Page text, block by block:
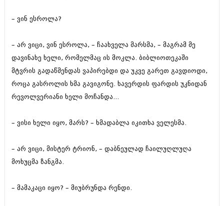
ივლისი 2018 (223)
ივნისი 2018 (244)
მაისი 2018 (211)
აპრილი 2018 (194)
მარტი 2018 (256)
თებერვალი 2018 (208)
ნოემბერი 2017 (212)
სექტემბერი 2017 (261)
ივლისი 2017 (233)
მაისი 2017 (216)
აგვისტო 2020 (249)
ივნისი 2020 (249)
არქივის ზომის ნახვა
– ვინ ესროლა?
– არ ვიცი, ვინ ესროლა, – ჩაახველა მარსმა, – მაგრამ მე
დავინახე ხელი, რომელმაც ის მოკლა. ბიბლიოთეკაში
მტვრის გადაწმენდას ვაპირებდი და უკვე გარეთ გავდიოდი,
როცა გასროლის ხმა გავიგონე. ხავერდის ფარდის უკნიდან
რევოლვერიანი ხელი მოჩანდა...
– ვისი ხელი იყო, მარს? – ხმადაბლა იკითხა ველესმა.
– არ ვიცი, მისტერ ტრიონ, – დაბნეულად ჩაილუღლუღა
მოხუცმა ზანგმა.
– მამაკაცი იყო? – მიუბრუნდა რენდი.